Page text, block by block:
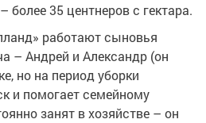
более 35 центнеров с гектара.
работают сыновья
– Андрей и Александр (он
но на период уборки
и помогает семейному
занят в хозяйстве – он